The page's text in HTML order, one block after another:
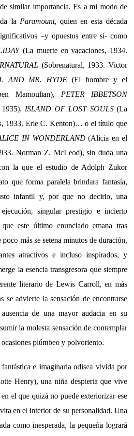
similar importancia. Es a mi modo de
la Paramount, quien en esta década
–y opuestos entre sí- como
(La muerte en vacaciones, 1934.
(Sobrenatural, 1933. Victor
AND MR. HYDE(El hombre y el
Mamoulian), PETER IBBETSON
ISLAND OF LOST SOULS(La
1933. Erle C. Kenton)… o el título que
IN WONDERLAND(Alicia en el
Norman Z. McLeod), sin duda una
la que el estudio de Adolph Zukor
que forma paralela brindara fantasía,
infantil y, por que no decirlo, una
singular prestigio e incierto
este último enunciado emana tras
más se setena minutos de duración,
atractivos e incluso inspirados, y
la esencia transgresora que siempre
literario de Lewis Carroll, en más
se advierte la sensación de encontrarse
de una mayor audacia en su
la molesta sensación de contemplar
plúmbeo y polvoriento.
e imaginaria odisea vivida por
Henry), una niña despierta que vive
el que quizá no puede exteriorizar ese
en el interior de su personalidad. Una
como inesperada, la pequeña logrará